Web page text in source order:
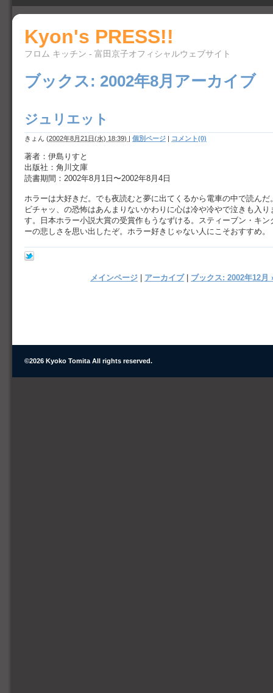
Kyon's PRESS!!
フロム キッチン - 富田京子オフィシャルウェブサイト
ブックス: 2002年8月アーカイブ
ジュリエット
きょん (2002年8月21日(水) 18:39) | 個別ページ | コメント(0)
著者：伊島りすと
出版社：角川文庫
読書期間：2002年8月1日〜2002年8月4日
ホラーは大好きだ。でも夜読むと夢に出てくるから電車の中で読ん
ビチャッ、の恐怖はあんまりないかわりに心は冷や冷やで泣きも入り
す。日本ホラー小説大賞の受賞作もうなずける。スティーブン・キン
ーの悲しさを思い出したぞ。ホラー好きじゃない人にこそおすすめ。
メインページ アーカイブ| ブックス: 2002年12月
©2026 Kyoko Tomita All rights reserved.